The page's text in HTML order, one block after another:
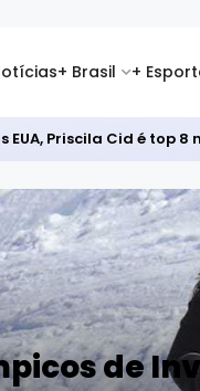
+ Brasil +
EUA, Priscila Cid é top
de